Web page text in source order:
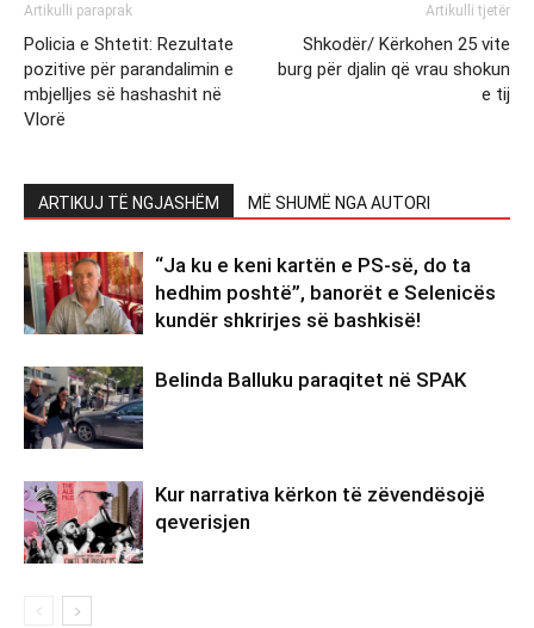
Artikulli paraprak
Policia e Shtetit: Rezultate
pozitive për parandalimin e
mbjelljes së hashashit në
Vlorë
Artikulli tjetër
Shkodër/ Kërkohen 25 vite
burg për djalin që vrau shokun
e tij
ARTIKUJ TË NGJASHËM MË SHUMË NGA AUTORI
“Ja ku e keni kartën e PS-së, do ta
hedhim poshtë”, banorët e Selenicës
kundër shkrirjes së bashkisë!
Belinda Balluku paraqitet në SPAK
Kur narrativa kërkon të zëvendësojë
qeverisjen